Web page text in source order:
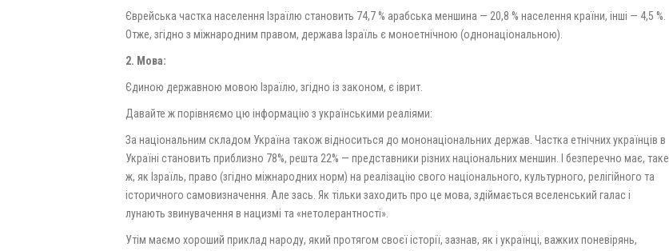
Єврейська частка населення Ізраїлю становить 74,7 % арабська меншина — 20,8 % населення країни, інші — 4,5 %.
Отже, згідно з міжнародним правом, держава Ізраїль є моноетнічною (однонаціональною).
2. Мова:
Єдиною державною мовою Ізраїлю, згідно із законом, є іврит.
Давайте ж порівняємо цю інформацію з українськими реаліями:
За національним складом Україна також відноситься до мононаціональних держав. Частка етнічних українців в
Україні становить приблизно 78%, решта 22% — представники різних національних меншин. І безперечно має, таке
ж, як Ізраїль, право (згідно міжнародних норм) на реалізацію свого національного, культурного, релігійного та
історичного самовизначення. Але зась. Як тільки заходить про це мова, здіймається вселенський галас і
лунають звинувачення в нацизмі та «нетолерантності».
Утім маємо хороший приклад народу, який протягом своєї історії, зазнав, як і українці, важких поневірянь,